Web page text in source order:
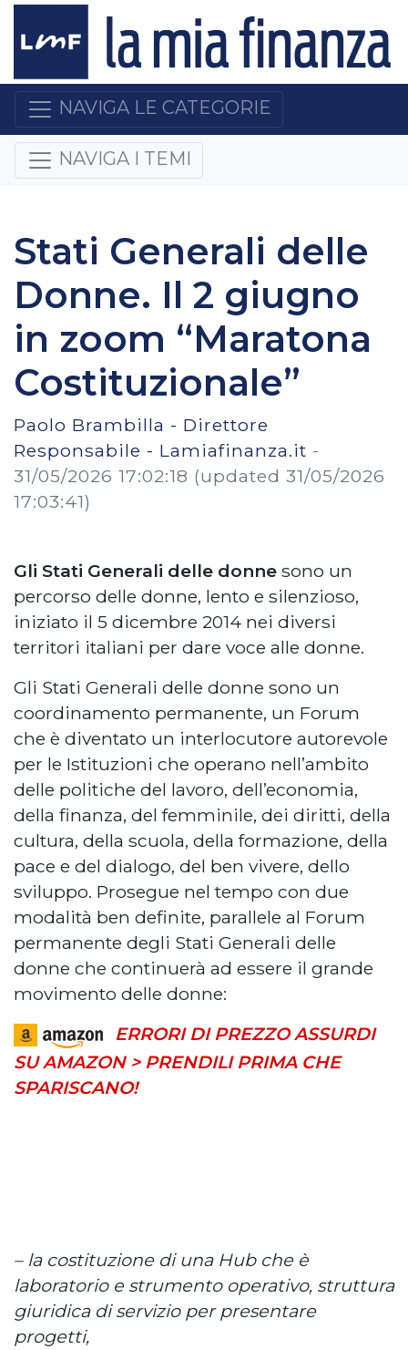
NAVIGA LE CATEGORIE
NAVIGA I TEMI
Stati Generali delle
Donne. Il 2 giugno
in zoom “Maratona
Costituzionale”
Paolo Brambilla - Direttore
Responsabile - Lamiafinanza.it -
31/05/2026 17:02:18 (updated 31/05/2026
17:03:41)
Gli Stati Generali delle donne sono un
percorso delle donne, lento e silenzioso,
iniziato il 5 dicembre 2014 nei diversi
territori italiani per dare voce alle donne.
Gli Stati Generali delle donne sono un
coordinamento permanente, un Forum
che è diventato un interlocutore autorevole
per le Istituzioni che operano nell’ambito
delle politiche del lavoro, dell’economia,
della finanza, del femminile, dei diritti, della
cultura, della scuola, della formazione, della
pace e del dialogo, del ben vivere, dello
sviluppo. Prosegue nel tempo con due
modalità ben definite, parallele al Forum
permanente degli Stati Generali delle
donne che continuerà ad essere il grande
movimento delle donne:
ERRORI DI PREZZO ASSURDI
SU AMAZON > PRENDILI PRIMA CHE
SPARISCANO!
– la costituzione di una Hub che è
laboratorio e strumento operativo, struttura
giuridica di servizio per presentare
progetti,